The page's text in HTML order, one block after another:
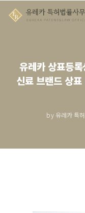
유레카 상표등
신료 브랜드 상
by 유레카 특